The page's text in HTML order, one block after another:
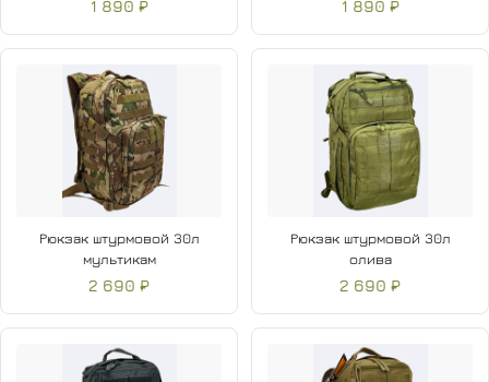
1 890 ₽ 1 890 ₽
Рюкзак штурмовой 30л
мультикам
2 690 ₽
Рюкзак штурмовой 30л
олива
2 690 ₽